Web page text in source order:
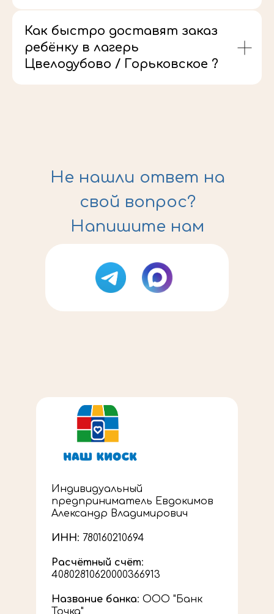
Как быстро доставят заказ
ребёнку в лагерь
Цвелодубово / Горьковское ?
Не нашли ответ на
свой вопрос?
Напишите нам
Индивидуальный
предприниматель Евдокимов
Александр Владимирович
ИНН: 780160210694
Расчётный счёт:
40802810620000366913
Название банка: ООО "Банк
Точка"